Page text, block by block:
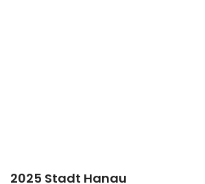
2025 Stadt Hanau